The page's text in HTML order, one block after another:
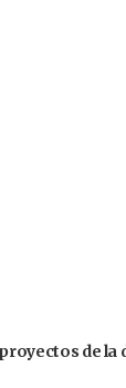
de